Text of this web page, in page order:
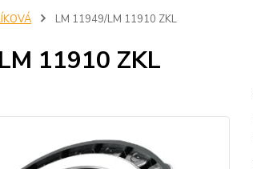
LM 11949/LM 11910 ZKL
11910 ZKL